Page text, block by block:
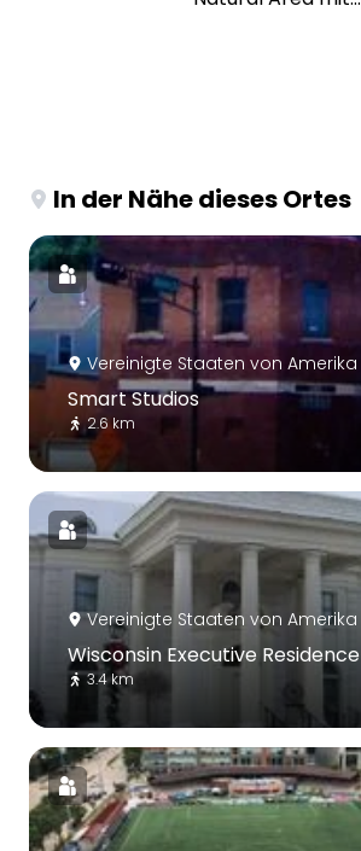
In der Nähe dieses Ortes
Vereinigte Staaten von Amerika
Smart Studios
2.6 km
Vereinigte Staaten von Amerika
Wisconsin Executive Residence
3.4 km